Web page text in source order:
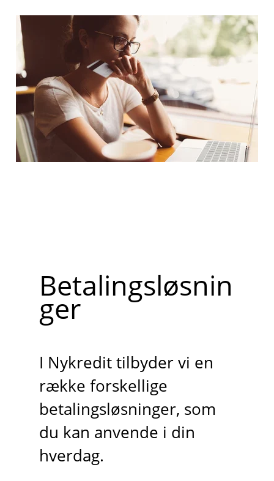
Betalingsløsnin
ger
I Nykredit tilbyder vi en
række forskellige
betalingsløsninger, som
du kan anvende i din
hverdag.